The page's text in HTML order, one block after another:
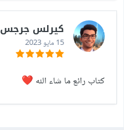
كيرلس جرجس2
15 مايو 2023
كتاب رائع ما شاء الله ❤️